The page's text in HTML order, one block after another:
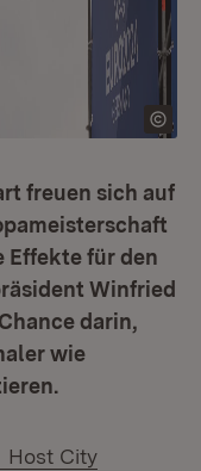
freuen sich auf
Effekte für den
Winfried
darin,
wie
Extern:
Host City